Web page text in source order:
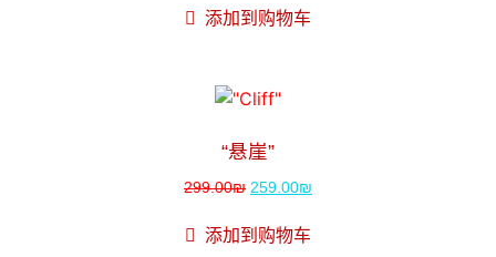
添加到购物车
“悬崖”
299.00₪ 259.00₪
添加到购物车